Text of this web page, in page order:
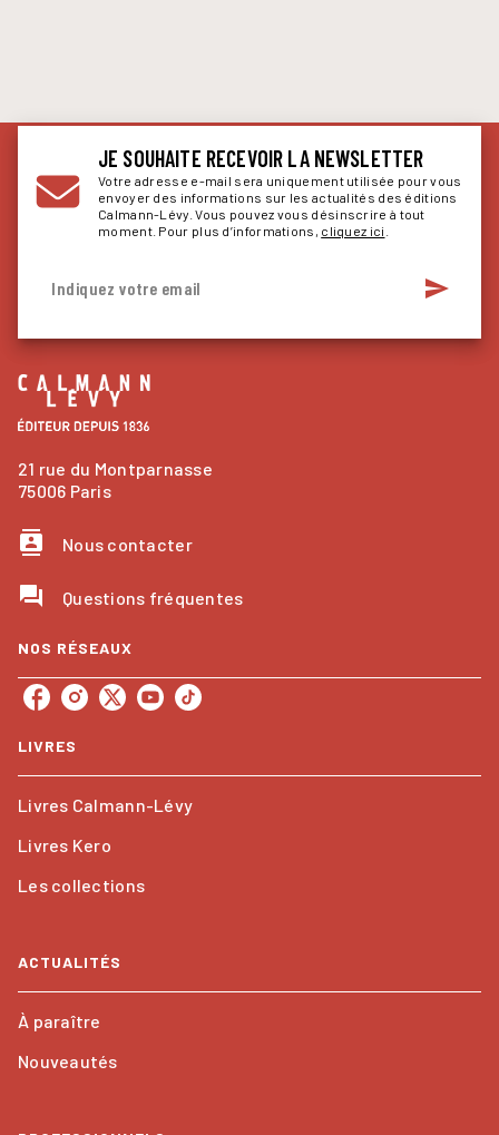
JE SOUHAITE RECEVOIR LA NEWSLETTER
Votre adresse e-mail sera uniquement utilisée pour vous
envoyer des informations sur les actualités des éditions
Calmann-Lévy. Vous pouvez vous désinscrire à tout
moment. Pour plus d’informations, cliquez ici
Indiquez votre email send
21 rue du Montparnasse
75006 Paris
contacts Nous contacter
question_answer Questions fréquentes
NOS RÉSEAUX
LIVRES
Livres Calmann-Lévy
Livres Kero
Les collections
ACTUALITÉS
À paraître
Nouveautés